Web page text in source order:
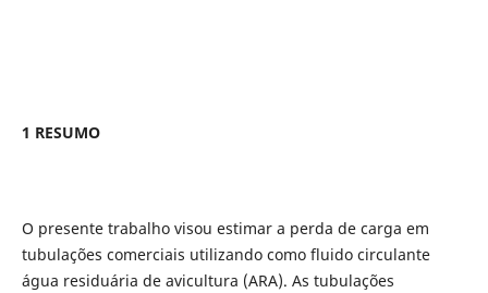
1 RESUMO
O presente trabalho visou estimar a perda de carga em
tubulações comerciais utilizando como fluido circulante
água residuária de avicultura (ARA). As tubulações